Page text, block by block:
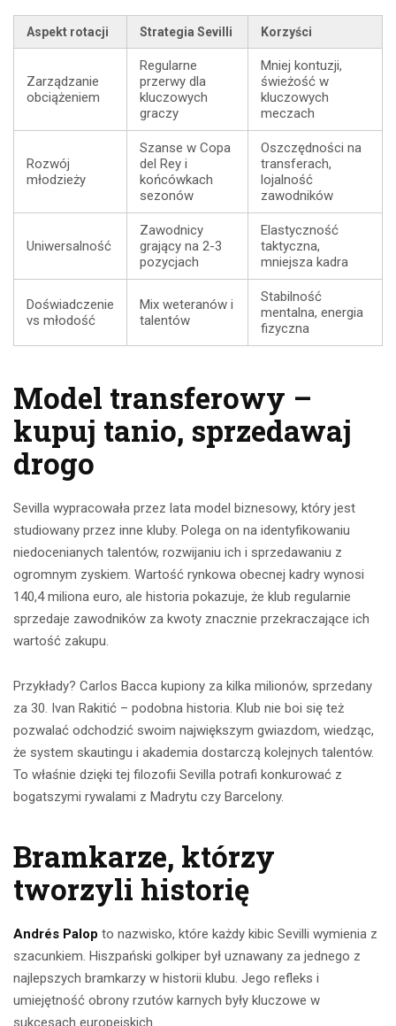
Aspekt rotacji Strategia Sevilli Korzyści
Zarządzanie
obciążeniem
Regularne
przerwy dla
kluczowych
graczy
Mniej kontuzji,
świeżość w
kluczowych
meczach
Rozwój
młodzieży
Szanse w Copa
del Rey i
końcówkach
sezonów
Oszczędności na
transferach,
lojalność
zawodników
Uniwersalność
Zawodnicy
grający na 2-3
pozycjach
Elastyczność
taktyczna,
mniejsza kadra
Doświadczenie
vs młodość
Mix weteranów i
talentów
Stabilność
mentalna, energia
fizyczna
Model transferowy –
kupuj tanio, sprzedawaj
drogo
Sevilla wypracowała przez lata model biznesowy, który jest
studiowany przez inne kluby. Polega on na identyfikowaniu
niedocenianych talentów, rozwijaniu ich i sprzedawaniu z
ogromnym zyskiem. Wartość rynkowa obecnej kadry wynosi
140,4 miliona euro, ale historia pokazuje, że klub regularnie
sprzedaje zawodników za kwoty znacznie przekraczające ich
wartość zakupu.
Przykłady? Carlos Bacca kupiony za kilka milionów, sprzedany
za 30. Ivan Rakitić – podobna historia. Klub nie boi się też
pozwalać odchodzić swoim największym gwiazdom, wiedząc,
że system skautingu i akademia dostarczą kolejnych talentów.
To właśnie dzięki tej filozofii Sevilla potrafi konkurować z
bogatszymi rywalami z Madrytu czy Barcelony.
Bramkarze, którzy
tworzyli historię
Andrés Palop to nazwisko, które każdy kibic Sevilli wymienia z
szacunkiem. Hiszpański golkiper był uznawany za jednego z
najlepszych bramkarzy w historii klubu. Jego refleks i
umiejętność obrony rzutów karnych były kluczowe w
sukcesach europejskich.